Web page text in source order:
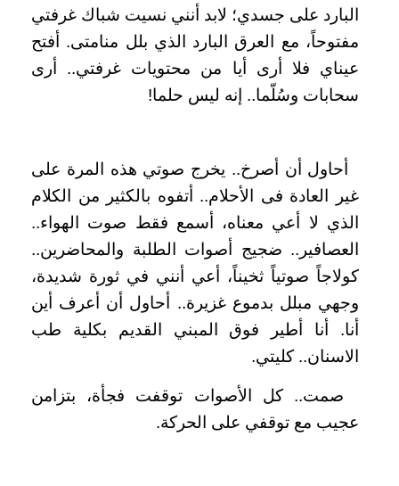
البارد على جسدي؛ لابد أنني نسيت شباك غرفتي
مفتوحاً، مع العرق البارد الذي بلل منامتى. أفتح
عيناي فلا أرى أيا من محتويات غرفتي.. أرى
سحابات وسُلّما.. إنه ليس حلما!
أحاول أن أصرخ.. يخرج صوتي هذه المرة على
غير العادة فى الأحلام.. أتفوه بالكثير من الكلام
الذي لا أعي معناه، أسمع فقط صوت الهواء..
العصافير.. ضجيج أصوات الطلبة والمحاضرين..
كولاجاً صوتياً ثخيناً، أعي أنني في ثورة شديدة،
وجهي مبلل بدموع غزيرة.. أحاول أن أعرف أين
أنا. أنا أطير فوق المبني القديم بكلية طب
الاسنان.. كليتي.
صمت.. كل الأصوات توقفت فجأة، بتزامن
عجيب مع توقفي على الحركة.